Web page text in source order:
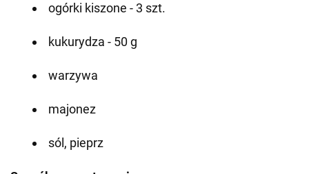
ogórki kiszone - 3 szt.
kukurydza - 50 g
warzywa
majonez
sól, pieprz